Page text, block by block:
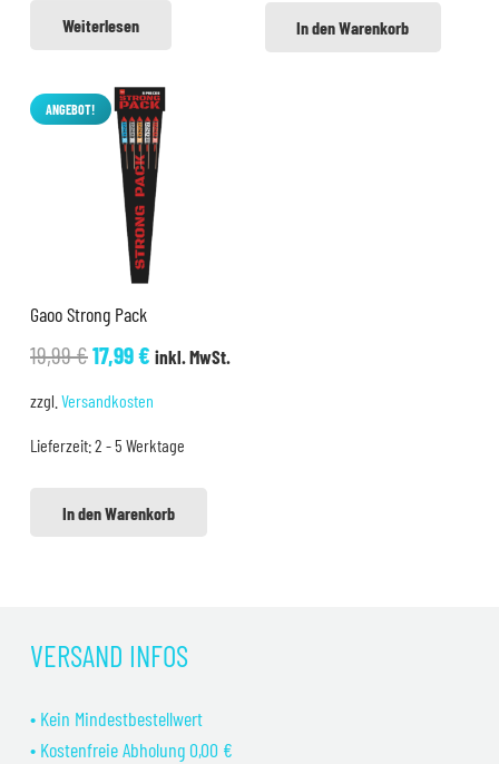
Weiterlesen In den Warenkorb
ANGEBOT!
Gaoo Strong Pack
19,99€Ursprünglicher
19,99 €
17,99€Aktueller
17,99 €.
inkl. MwSt.
zzgl. Versandkosten
Lieferzeit:2 - 5 Werktage
In den Warenkorb
VERSAND INFOS
• Kein Mindestbestellwert
• Kostenfreie Abholung 0,00 €